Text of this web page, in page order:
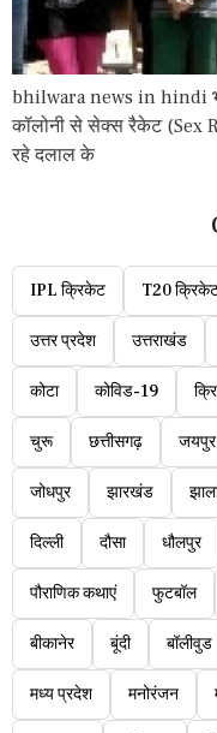
bhilwara news in hindi
कॉलोनी से सेक्स रैकेट (Sex
रहे दलाल के
IPL क्रिकेट T20
उत्तर प्रदेश उत्तराखंड
कोटा कोविड-19
चुरू छत्तीसगढ़ जयपुर
जोधपुर झारखंड
दिल्ली दौसा धौलपुर
पौराणिक कथाएं फुटबॉल
बीकानेर बूंदी बॉलीवुड
मध्य प्रदेश मनोरंजन